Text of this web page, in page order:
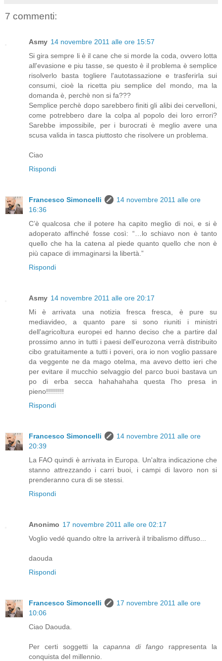
7 commenti:
Asmy 14 novembre 2011 alle ore 15:57
Si gira sempre li è il cane che si morde la coda, ovvero lotta
all'evasione e piu tasse, se questo è il problema è semplice
risolverlo basta togliere l'autotassazione e trasferirla sui
consumi, cioè la ricetta piu semplice del mondo, ma la
domanda è, perchè non si fa???
Semplice perchè dopo sarebbero finiti gli alibi dei cervelloni,
come potrebbero dare la colpa al popolo dei loro errori?
Sarebbe impossibile, per i burocrati è meglio avere una
scusa valida in tasca piuttosto che risolvere un problema.
Ciao
Rispondi
Francesco Simoncelli
14 novembre 2011 alle ore
16:36
C’è qualcosa che il potere ha capito meglio di noi, e si è
adoperato affinché fosse così: “…lo schiavo non è tanto
quello che ha la catena al piede quanto quello che non è
più capace di immaginarsi la libertà.”
Rispondi
Asmy 14 novembre 2011 alle ore 20:17
Mi è arrivata una notizia fresca fresca, è pure su
mediavideo, a quanto pare si sono riuniti i ministri
dell'agricoltura europei ed hanno deciso che a partire dal
prossimo anno in tutti i paesi dell'eurozona verrà distribuito
cibo gratuitamente a tutti i poveri, ora io non voglio passare
da veggente ne da mago otelma, ma avevo detto ieri che
per evitare il mucchio selvaggio del parco buoi bastava un
po di erba secca hahahahaha questa l'ho presa in
pieno!!!!!!!!!
Rispondi
Francesco Simoncelli
14 novembre 2011 alle ore
20:39
La FAO quindi è arrivata in Europa. Un'altra indicazione che
stanno attrezzando i carri buoi, i campi di lavoro non si
prenderanno cura di se stessi.
Rispondi
Anonimo 17 novembre 2011 alle ore 02:17
Voglio vedé quando oltre la arriverà il tribalismo diffuso...
daouda
Rispondi
Francesco Simoncelli
17 novembre 2011 alle ore
10:06
Ciao Daouda.
Per certi soggetti la capanna di fango rappresenta la
conquista del millennio.